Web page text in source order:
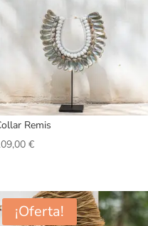
Remis
€
¡Oferta!